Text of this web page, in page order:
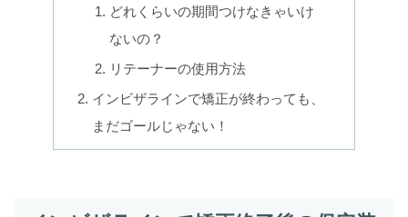
どれくらいの期間つけなきゃいけ
ないの？
リテーナーの使用方法
インビザラインで矯正が終わっても、
まだゴールじゃない！